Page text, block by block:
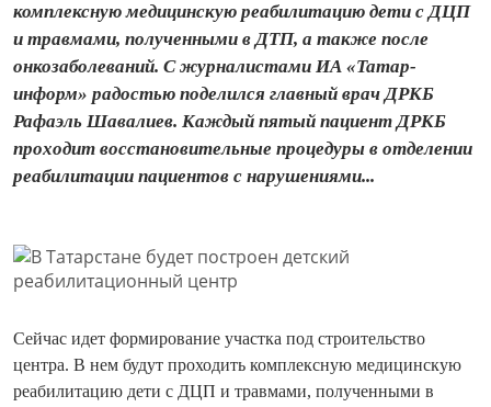
комплексную медицинскую реабилитацию дети с ДЦП
и травмами, полученными в ДТП, а также после
онкозаболеваний. С журналистами ИА «Татар-
информ» радостью поделился главный врач ДРКБ
Рафаэль Шавалиев. Каждый пятый пациент ДРКБ
проходит восстановительные процедуры в отделении
реабилитации пациентов с нарушениями...
Сейчас идет формирование участка под строительство
центра. В нем будут проходить комплексную медицинскую
реабилитацию дети с ДЦП и травмами, полученными в